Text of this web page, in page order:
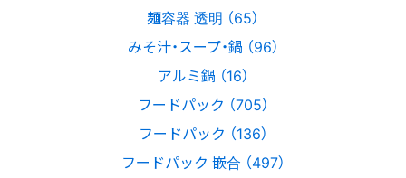
麺容器 透明 （65）
みそ汁・スープ・鍋 （96）
アルミ鍋 （16）
フードパック （705）
フードパック （136）
フードパック 嵌合 （497）